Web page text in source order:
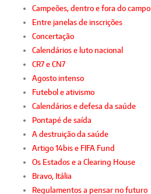
Campeões, dentro e fora do campo
Entre janelas de inscrições
Concertação
Calendários e luto nacional
CR7 e CN7
Agosto intenso
Futebol e ativismo
Calendários e defesa da saúde
Pontapé de saída
A destruição da saúde
Artigo 14bis e FIFA Fund
Os Estados e a Clearing House
Bravo, Itália
Regulamentos a pensar no futuro